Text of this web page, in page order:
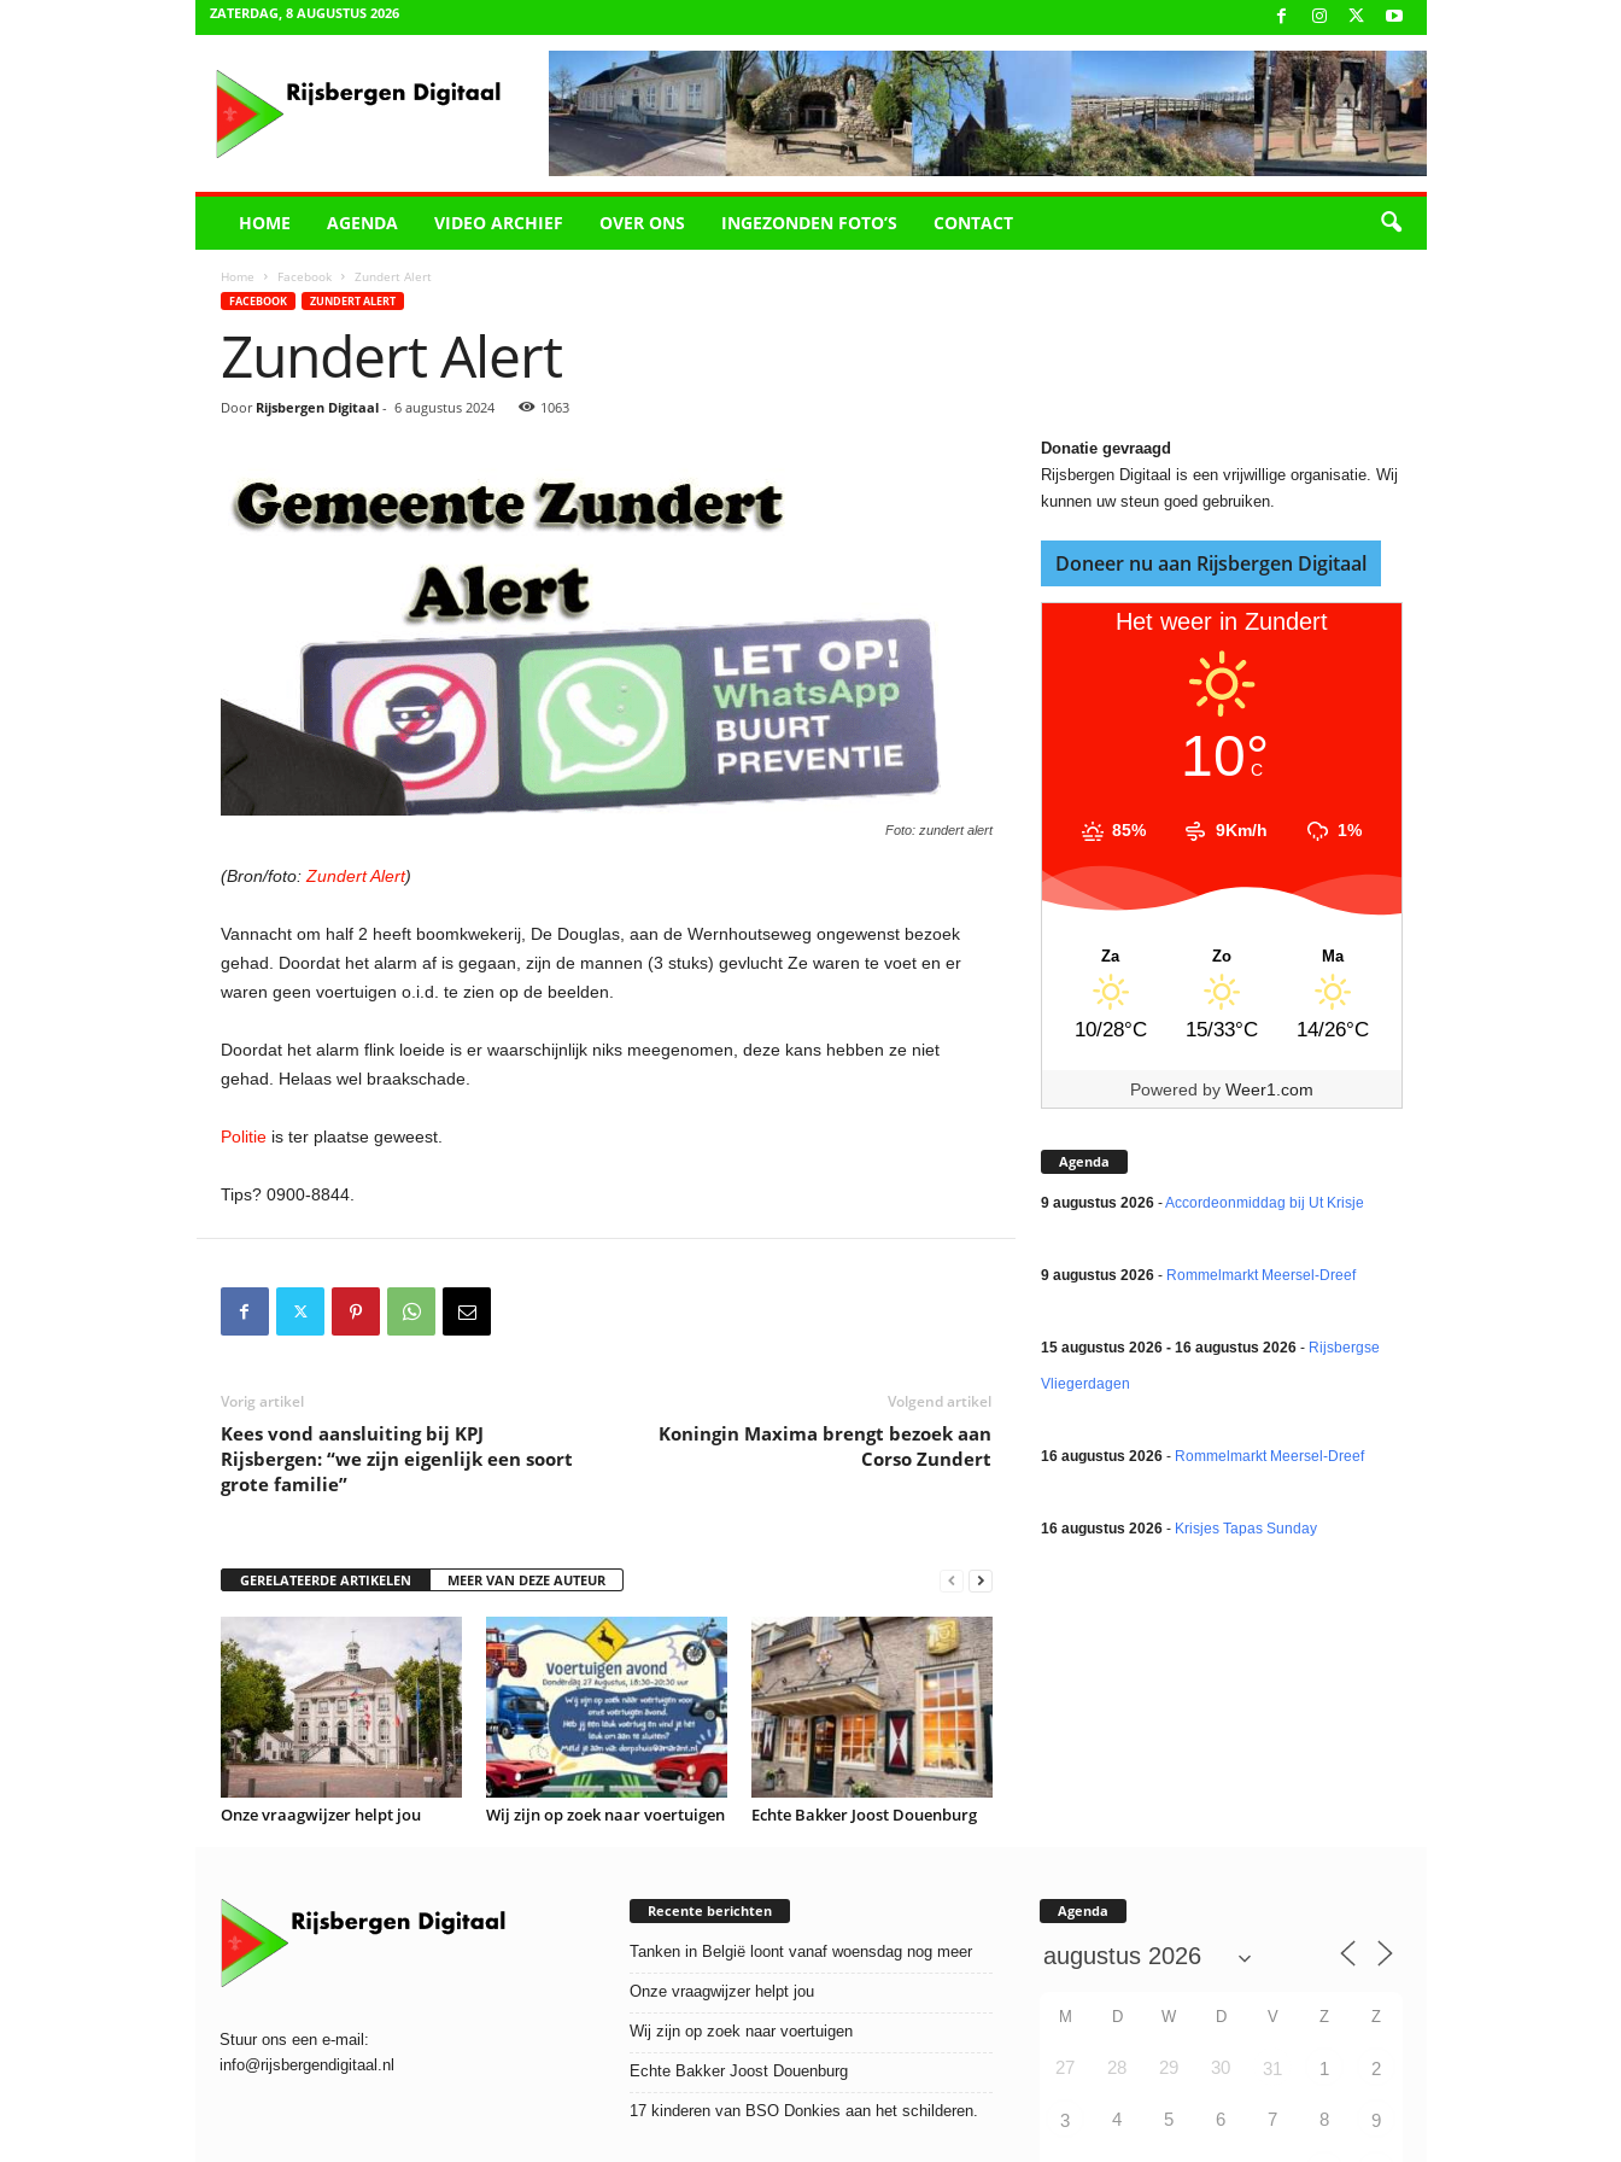
ZATERDAG, 8 AUGUSTUS 2026
HOME AGENDA VIDEO ARCHIEF OVER ONS INGEZONDEN FOTO’S CONTACT
Home Facebook Zundert Alert
FACEBOOK ZUNDERT ALERT
Zundert Alert
Door Rijsbergen Digitaal- 6 augustus 2024 1063
Foto: zundert alert
(Bron/foto: Zundert Alert)
Vannacht om half 2 heeft boomkwekerij, De Douglas, aan de Wernhoutseweg ongewenst bezoek
gehad. Doordat het alarm af is gegaan, zijn de mannen (3 stuks) gevlucht Ze waren te voet en er
waren geen voertuigen o.i.d. te zien op de beelden.
Doordat het alarm flink loeide is er waarschijnlijk niks meegenomen, deze kans hebben ze niet
gehad. Helaas wel braakschade.
Politieis ter plaatse geweest.
Tips? 0900-8844.
Vorig artikel
Kees vond aansluiting bij KPJ
Rijsbergen: “we zijn eigenlijk een soort
grote familie”
Volgend artikel
Koningin Maxima brengt bezoek aan
Corso Zundert
GERELATEERDE ARTIKELEN MEER VAN DEZE AUTEUR
Onze vraagwijzer helpt jou Wij zijn op zoek naar voertuigen Echte Bakker Joost Douenburg
Donatie gevraagd
Rijsbergen Digitaal is een vrijwillige organisatie. Wij
kunnen uw steun goed gebruiken.
Doneer nu aan Rijsbergen Digitaal
Het weer in Zundert
10°
C
85% 9Km/h 1%
Za
10/28°C
Zo
15/33°C
Ma
14/26°C
Powered by Weer1.com
Agenda
9 augustus 2026-Accordeonmiddag bij Ut Krisje
9 augustus 2026- Rommelmarkt Meersel-Dreef
15 augustus 2026 - 16 augustus 2026- Rijsbergse
Vliegerdagen
16 augustus 2026- Rommelmarkt Meersel-Dreef
16 augustus 2026- Krisjes Tapas Sunday
Stuur ons een e-mail:
info@rijsbergendigitaal.nl
Recente berichten
Tanken in België loont vanaf woensdag nog meer
Onze vraagwijzer helpt jou
Wij zijn op zoek naar voertuigen
Echte Bakker Joost Douenburg
17 kinderen van BSO Donkies aan het schilderen.
Agenda
M D W D V Z Z
27 28 29 30 31 1 2
3 4 5 6 7 8 9